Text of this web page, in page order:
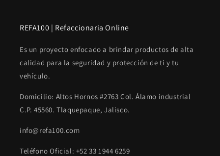
REFA100 | Refaccionaria Online
Es un proyecto enfocado a brindar productos de alta
calidad para la seguridad y protección de ti y tu
vehículo.
Domicilio: Altos Hornos #2763 Col. Álamo industrial
C.P. 45560. Tlaquepaque, Jalisco.
info@refa100.com
Teléfono Oficial: +52 33 1944 6259